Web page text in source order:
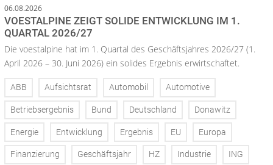
06.08.2026
VOESTALPINE ZEIGT SOLIDE ENTWICKLUNG IM 1.
QUARTAL 2026/27
Die voestalpine hat im 1. Quartal des Geschäftsjahres 2026/27 (1.
April 2026 – 30. Juni 2026) ein solides Ergebnis erwirtschaftet.
ABB Aufsichtsrat Automobil Automotive
Betriebsergebnis Bund Deutschland Donawitz
Energie Entwicklung Ergebnis EU Europa
Finanzierung Geschäftsjahr HZ Industrie ING